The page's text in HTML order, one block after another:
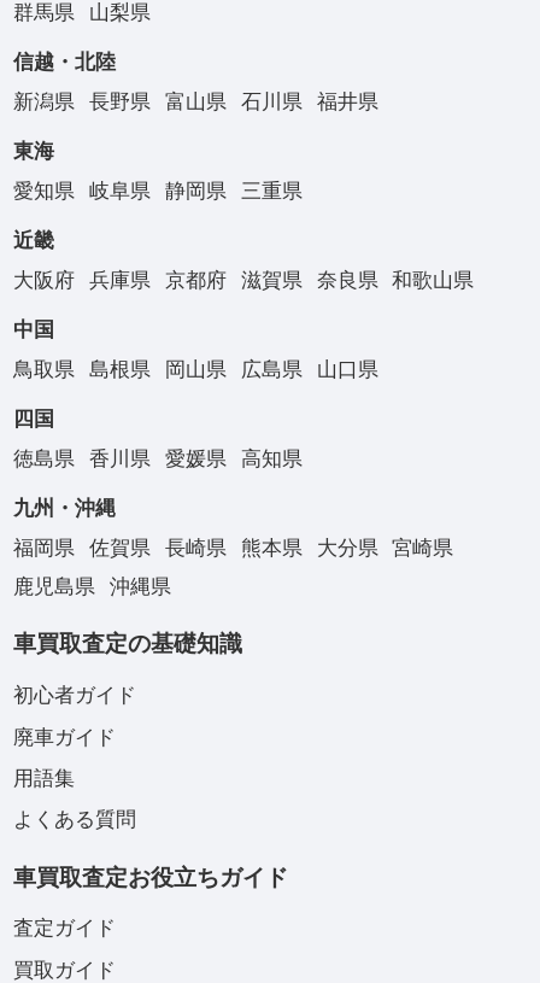
群馬県
山梨県
信越・北陸
新潟県
長野県 富山県 石川県 福井県
東海
愛知県
岐阜県 静岡県 三重県
近畿
大阪府
兵庫県 京都府 滋賀県 奈良県 和歌山県
中国
鳥取県
島根県 岡山県 広島県 山口県
四国
徳島県
香川県 愛媛県 高知県
九州・沖縄
福岡県
佐賀県 長崎県 熊本県 大分県
宮崎県
鹿児島県
沖縄県
車買取査定の基礎知識
初心者ガイド
廃車ガイド
用語集
よくある質問
車買取査定お役立ちガイド
査定ガイド
買取ガイド